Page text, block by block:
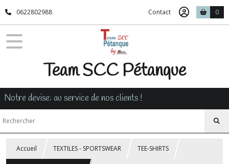
0622802988 Contact 0
Team SCC Pétanque
Notre devise: au service de nos clients !
Accueil TEXTILES - SPORTSWEAR TEE-SHIRTS